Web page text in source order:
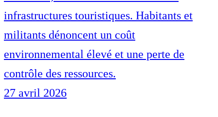
infrastructures touristiques. Habitants et
militants dénoncent un coût
environnemental élevé et une perte de
contrôle des ressources.
27 avril 2026